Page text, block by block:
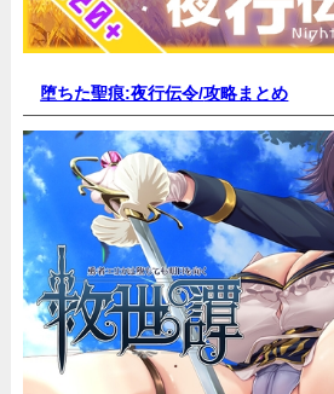
堕ちた聖痕:夜行伝令/攻略まとめ